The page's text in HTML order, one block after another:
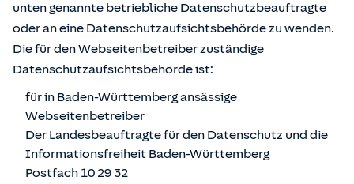
unten genannte betriebliche Datenschutzbeauftragte
oder an eine Datenschutzaufsichtsbehörde zu wenden.
Die für den Webseitenbetreiber zuständige
Datenschutzaufsichtsbehörde ist:
für in Baden-Württemberg ansässige
Webseitenbetreiber
Der Landesbeauftragte für den Datenschutz und die
Informationsfreiheit Baden-Württemberg
Postfach 10 29 32